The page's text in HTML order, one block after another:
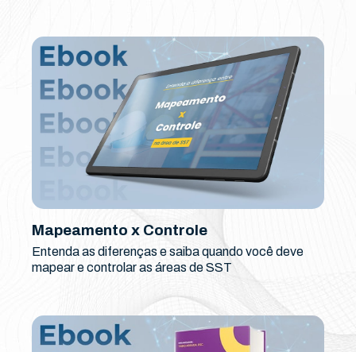
Mapeamento x Controle
Entenda as diferenças e saiba quando você deve
mapear e controlar as áreas de SST